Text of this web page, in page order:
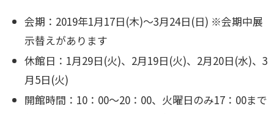
会期： 2019年1月17日(木)〜3月24日(日) ※会期中展
示替えがあります
休館日： 1月29日(火)、2月19日(火)、2月20日(水)、3
月5日(火)
開館時間： 10：00〜20：00、火曜日のみ17：00まで